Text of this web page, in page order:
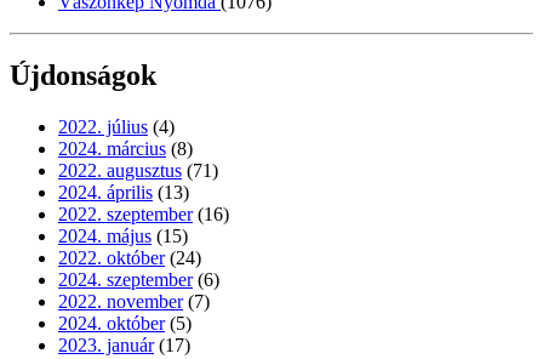
Újdonságok
2022. július (4)
2024. március (8)
2022. augusztus (71)
2024. április (13)
2022. szeptember (16)
2024. május (15)
2022. október (24)
2024. szeptember (6)
2022. november (7)
2024. október (5)
2023. január (17)